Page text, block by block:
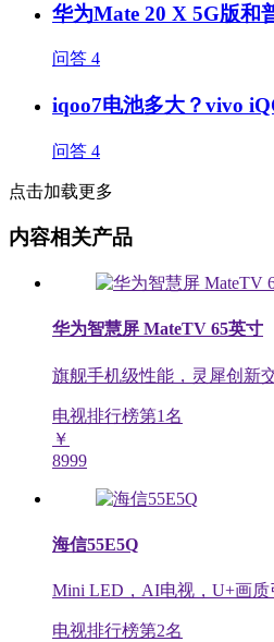
华为Mate 20 X 5G版和
问答 4
iqoo7电池多大？vivo
问答 4
点击加载更多
内容相关产品
华为智慧屏 MateTV 65英寸
旗舰手机级性能，灵犀创新
电视排行榜第1名
￥
8999
海信55E5Q
Mini LED，AI电视，U+画质
电视排行榜第2名